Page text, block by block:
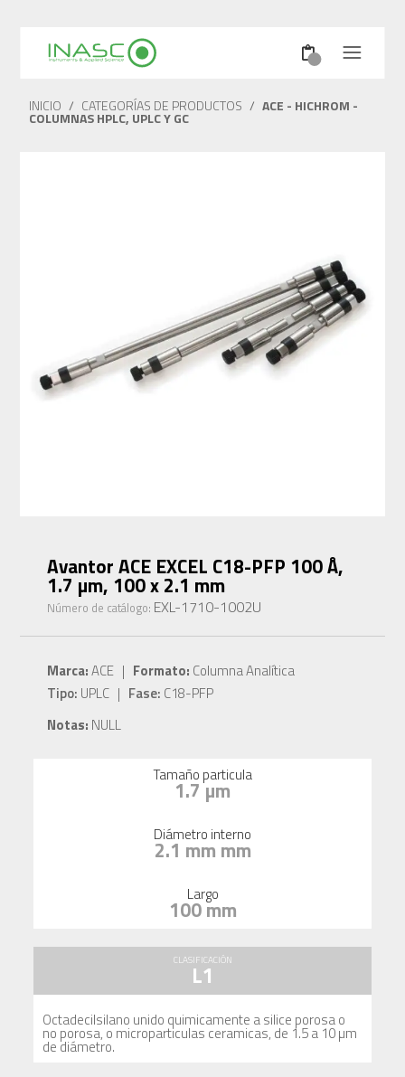
INICIO / CATEGORÍAS DE PRODUCTOS / ACE - HICHROM -
COLUMNAS HPLC, UPLC Y GC
Avantor ACE EXCEL C18-PFP 100 Å,
1.7 µm, 100 x 2.1 mm
Número de catálogo: EXL-1710-1002U
Marca:ACE | Formato: Columna Analítica
Tipo: UPLC | Fase: C18-PFP
Notas: NULL
Tamaño particula
1.7 µm
Diámetro interno
2.1 mm mm
Largo
100 mm
CLASIFICACIÓN
L1
Octadecilsilano unido quimicamente a silice porosa o
no porosa, o microparticulas ceramicas, de 1.5 a 10 µm
de diámetro.